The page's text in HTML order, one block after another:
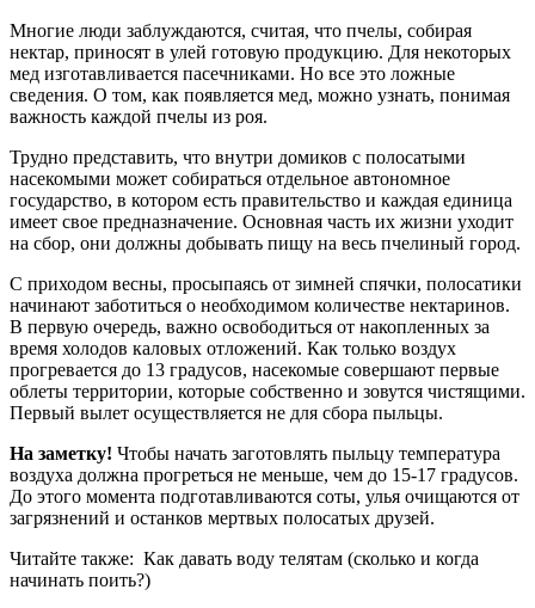
Многие люди заблуждаются, считая, что пчелы, собирая
нектар, приносят в улей готовую продукцию. Для некоторых
мед изготавливается пасечниками. Но все это ложные
сведения. О том, как появляется мед, можно узнать, понимая
важность каждой пчелы из роя.
Трудно представить, что внутри домиков с полосатыми
насекомыми может собираться отдельное автономное
государство, в котором есть правительство и каждая единица
имеет свое предназначение. Основная часть их жизни уходит
на сбор, они должны добывать пищу на весь пчелиный город.
С приходом весны, просыпаясь от зимней спячки, полосатики
начинают заботиться о необходимом количестве нектаринов.
В первую очередь, важно освободиться от накопленных за
время холодов каловых отложений. Как только воздух
прогревается до 13 градусов, насекомые совершают первые
облеты территории, которые собственно и зовутся чистящими.
Первый вылет осуществляется не для сбора пыльцы.
На заметку! Чтобы начать заготовлять пыльцу температура
воздуха должна прогреться не меньше, чем до 15-17 градусов.
До этого момента подготавливаются соты, улья очищаются от
загрязнений и останков мертвых полосатых друзей.
Читайте также: Как давать воду телятам (сколько и когда
начинать поить?)